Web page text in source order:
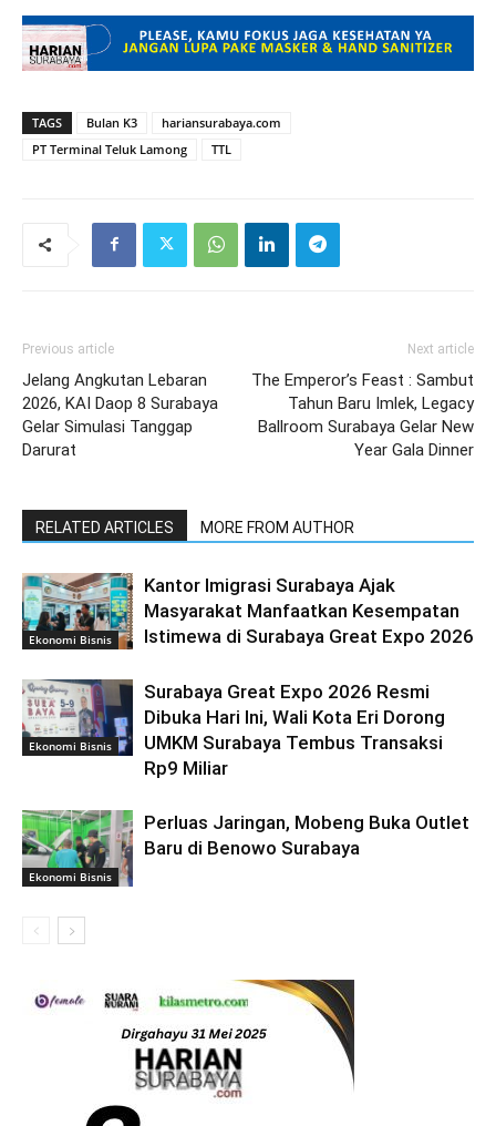
TAGS Bulan K3
hariansurabaya.com
PT Terminal Teluk Lamong
TTL
Previous article
Jelang Angkutan Lebaran
2026, KAI Daop 8 Surabaya
Gelar Simulasi Tanggap
Darurat
Next article
The Emperor’s Feast : Sambut
Tahun Baru Imlek, Legacy
Ballroom Surabaya Gelar New
Year Gala Dinner
RELATED ARTICLES MORE FROM AUTHOR
Ekonomi Bisnis
Kantor Imigrasi Surabaya Ajak
Masyarakat Manfaatkan Kesempatan
Istimewa di Surabaya Great Expo 2026
Ekonomi Bisnis
Surabaya Great Expo 2026 Resmi
Dibuka Hari Ini, Wali Kota Eri Dorong
UMKM Surabaya Tembus Transaksi
Rp9 Miliar
Ekonomi Bisnis
Perluas Jaringan, Mobeng Buka Outlet
Baru di Benowo Surabaya